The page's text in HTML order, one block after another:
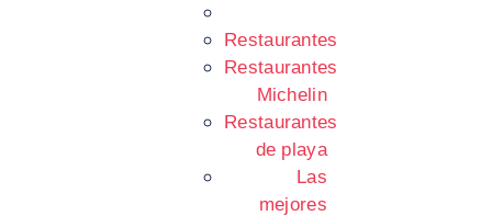
Restaurantes
Restaurantes
Michelin
Restaurantes
de playa
Las
mejores